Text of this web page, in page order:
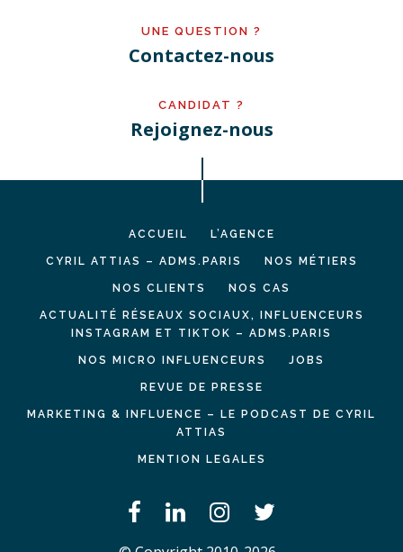
UNE QUESTION ?
Contactez-nous
CANDIDAT ?
Rejoignez-nous
ACCUEIL L’AGENCE
CYRIL ATTIAS – ADMS.PARIS NOS MÉTIERS
NOS CLIENTS NOS CAS
ACTUALITÉ RÉSEAUX SOCIAUX, INFLUENCEURS
INSTAGRAM ET TIKTOK – ADMS.PARIS
NOS MICRO INFLUENCEURS JOBS
REVUE DE PRESSE
MARKETING & INFLUENCE – LE PODCAST DE CYRIL
ATTIAS
MENTION LEGALES